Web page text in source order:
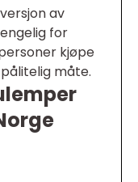
av
for
kjøpe
måte.